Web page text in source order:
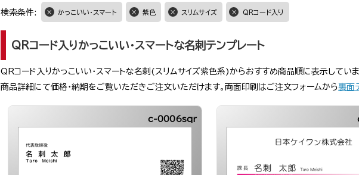
検索条件: かっこいい・スマート 紫色 スリムサイズ QRコード入り
QRコード入りかっこいい・スマートな名刺テンプレート
QRコード入りかっこいい・スマートな名刺(スリムサイズ紫色系)からおすすめ商品順に表示していま
商品詳細にて価格・納期をご覧いただきご注文いただけます。両面印刷はご注文フォームから裏面
c-0006sqr